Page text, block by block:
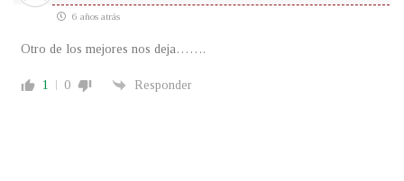
6 años atrás
Otro de los mejores nos deja…….
1 0 Responder